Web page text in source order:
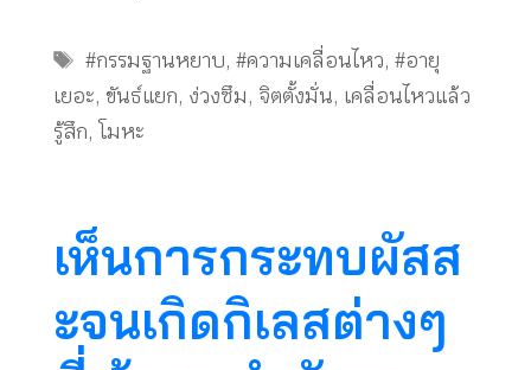
Tags
#กรรมฐานหยาบ,#ความเคลื่อนไหว,#อายุ
เยอะ, ขันธ์แยก, ง่วงซึม, จิตตั้งมั่น, เคลื่อนไหวแล้ว
รู้สึก, โมหะ
เห็นการกระทบผัสส
ะจนเกิดกิเลสต่างๆ